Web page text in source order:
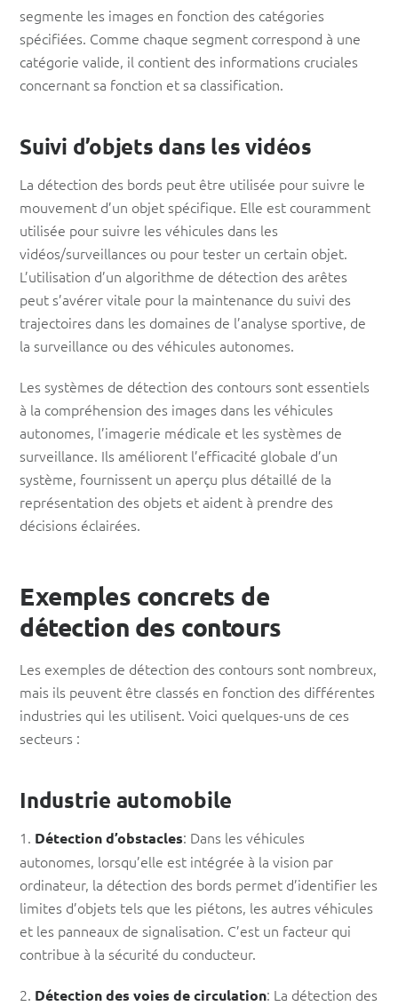
segmente les images en fonction des catégories
spécifiées. Comme chaque segment correspond à une
catégorie valide, il contient des informations cruciales
concernant sa fonction et sa classification.
Suivi d’objets dans les vidéos
La détection des bords peut être utilisée pour suivre le
mouvement d’un objet spécifique. Elle est couramment
utilisée pour suivre les véhicules dans les
vidéos/surveillances ou pour tester un certain objet.
L’utilisation d’un algorithme de détection des arêtes
peut s’avérer vitale pour la maintenance du suivi des
trajectoires dans les domaines de l’analyse sportive, de
la surveillance ou des véhicules autonomes.
Les systèmes de détection des contours sont essentiels
à la compréhension des images dans les véhicules
autonomes, l’imagerie médicale et les systèmes de
surveillance. Ils améliorent l’efficacité globale d’un
système, fournissent un aperçu plus détaillé de la
représentation des objets et aident à prendre des
décisions éclairées.
Exemples concrets de
détection des contours
Les exemples de détection des contours sont nombreux,
mais ils peuvent être classés en fonction des différentes
industries qui les utilisent. Voici quelques-uns de ces
secteurs :
Industrie automobile
1. Détection d’obstacles: Dans les véhicules
autonomes, lorsqu’elle est intégrée à la vision par
ordinateur, la détection des bords permet d’identifier les
limites d’objets tels que les piétons, les autres véhicules
et les panneaux de signalisation. C’est un facteur qui
contribue à la sécurité du conducteur.
2. Détection des voies de circulation: La détection des